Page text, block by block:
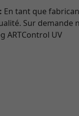
En tant que
Sur
ARTControl UV